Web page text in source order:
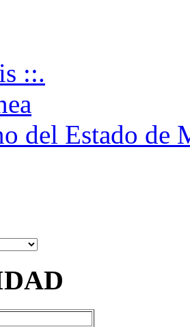
::.
del Estado de